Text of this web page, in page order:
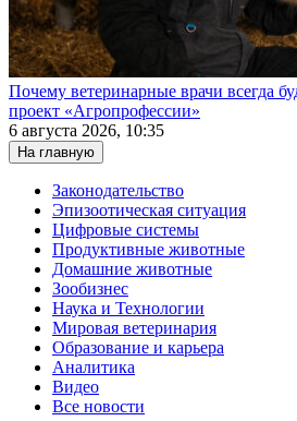
Почему ветеринарные врачи всегда
проект «Агропрофессии»
6 августа 2026, 10:35
На главную
Законодательство
Эпизоотическая ситуация
Цифровые системы
Продуктивные животные
Домашние животные
Зообизнес
Наука и Технологии
Мировая ветеринария
Образование и карьера
Аналитика
Видео
Все новости